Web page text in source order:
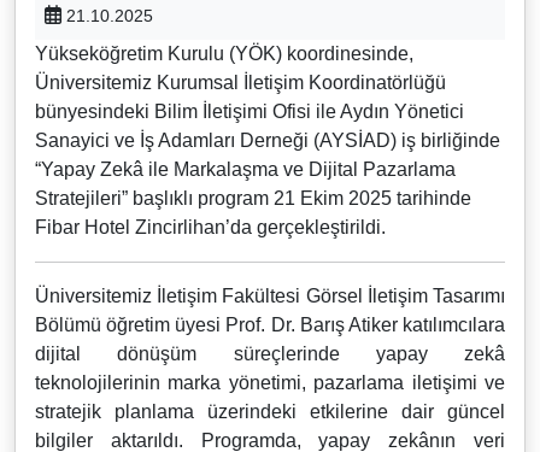
21.10.2025
Yükseköğretim Kurulu (YÖK) koordinesinde,
Üniversitemiz Kurumsal İletişim Koordinatörlüğü
bünyesindeki Bilim İletişimi Ofisi ile Aydın Yönetici
Sanayici ve İş Adamları Derneği (AYSİAD) iş birliğinde
“Yapay Zekâ ile Markalaşma ve Dijital Pazarlama
Stratejileri” başlıklı program 21 Ekim 2025 tarihinde
Fibar Hotel Zincirlihan’da gerçekleştirildi.
Üniversitemiz İletişim Fakültesi Görsel İletişim Tasarımı
Bölümü öğretim üyesi Prof. Dr. Barış Atiker katılımcılara
dijital dönüşüm süreçlerinde yapay zekâ
teknolojilerinin marka yönetimi, pazarlama iletişimi ve
stratejik planlama üzerindeki etkilerine dair güncel
bilgiler aktarıldı. Programda, yapay zekânın veri